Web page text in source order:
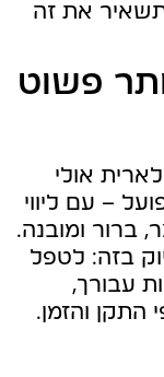
את זה
פשוט
אולי
– עם ליווי
ברור ומובנה.
בזה: לטפל
עבורך,
והזמן.